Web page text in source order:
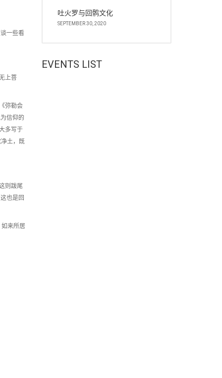
一些看
上菩
弥勒会
信仰的
多写于
土，既
则跋尾
也是回
如来所居
吐火罗与回鹘文化
SEPTEMBER 30, 2020
EVENTS LIST